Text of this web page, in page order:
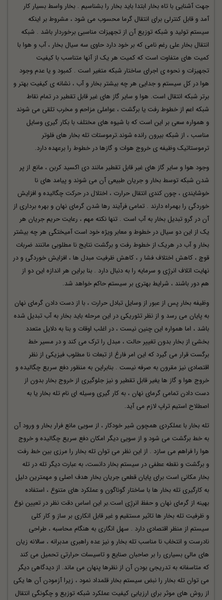
جهت آشنایی با تاه بخار ابتدا باید بخار را بشناسیم . بخار واسط بسیار کار
آمد و قابل کنترلی برای انتقال گرما محسوب می شود ، مشروط بر اینکه
سیستم تولید و شبکه توزیع آن از تجهیزات مناسبی برخوردار باشد . شبکه
انتقال بخار علی رغم نامی که بر خود دارد حاوی سه سیال بخار ، آب و هوا با
کمیت های متفاوت است که کمیت هر یک از آنها متناسب با کیفیت
تجهیزات و نحوه ی اجرای ساختار شبکه متغیر است . کمبود و یا عدم وجود
هوا در کل سیستم و جدایی هر چه بیشتر بخار و آب ، نشانه ی کیفیت بهتر و
برتر شبکه انتقال است. هوا و سایر گاز های غیر قابل تقطیر در تمام نقاط
شبکه اعم از خطوط رفت یا برگشت ، عواملی مزاحم و مخرب تلقی می شوند
و همواره سعی بر این است که با شیوه های مختلف با بکار گیری وسایل
مناسب ، از شبکه بیرون رانده شوند.ترموستات تله بخار های فلوتر
ترموستاتیک وظیفه ی خروج هوات و گازها در خطوط را برعهده دارد.
وجود هوا و سایر گاز های غیر قابل تقطیر مانند دی اکسید کربن ، مانع از پر
شدن شبکه توسط بخار و جریان طبیعی آن می شوند و پیامد های نا
خوشایندی ، چون کندی انتقال حرارت ، اختلال در حرکت چگالیده و افزایش
خوردگی را بهمراه دارند . تمامی فرآیند رها شدن گرمای نهان و بهره برداری از
آن در گرو تبدیل بخار به آب است . تنها نکته مهم ، رعایت حریم جریان هر
یک از این دو سیال در خطوط و معابر ویژه خود است آمیختگی هر چه بیشتر
بخار و آب در هریک از خطوط رفت و برگشت نتایج نا مطلوبی ماتنند ضربات
قوچ ، کاهش اختلاف فشا ر ، کاهش ظرفیت مبدل ها ، افزایش خوردگی و در
نهایت اتلاف انرژِی و سرمایه را به دنبال دارد . بنا براین هر اندازه این دو از
هم دور باشند ، شرایط بهتری بر سیستم حاکم خواهد شد.
وظیفه بخار پس از عبور از وسایل تبادل حرارت ، با از دست دادن گرمای نهان
به پایان می رسد و از نظر تئوریکی در این مرحله باید بخار به آب تبدیل شده
باشد ، اما همواره این چنین نیست ، در اغلب اوقات و بنا به دلایل متعدد
بخشی از بخار بدون تغییر حالت ، مبدل را ترک می کند و در مسیر خط
برگست قرار می گیرد که این امر فارغ از تبعات نا مطلوب فیزیکی از نظر
اقتصادی نیز مقرون به صرفه نیست . بنابراین به منظور دفع سریع چگالیده و
خروج هوا و گاز ها یغیر قابل تقطیر و نیز جلوگیری از خروج بخار بدون از
دست دادن تمامی گرمای نهان ، به کار گیری وسیله ای نام تله بخار یا به
اصطلاح استیم تراپ لازم می آید.
تله بخار با عملکردی همچون شیر خودکار ، از سویی مانع فرار بخار و ورود آن
به خط برگشت می شود و از سویی دیگر امکان دفع سریع چگالیده و خروج
هوا را فراهم می سازد . از این نظر می توان تله بخار را مرزی بین خط رفت
و برگشت و نقطه عطفی در سیستم بخار دانست، به عبارت دیگر تله در تله
بخار مکانی است برای پایان قطعی جریان بخار هدف اصلی و مهمترین دلیل
به کارگیری تله بخار ها با ساختار گوناگون و عملکرد های متنوع ، استفاده
بهینه از گرمای نهان و حفظ انرژِی است.بر این اساس دقت نظر در تعیین نوع
و ظرفیت تله بخار ها تاثیر مستقیم و غیر قابل انکاری بر ساز و کار کلی
سیستم از منظر اقتصادی دارد . سهل انگاری به هنگام محاسبه ، طراحی
نادرست و انتخاب نا مناسب تله بخار و نیز عده راهبری مدبرانه ، سالانه زیان
های مالی بسیاری را بر صاحبان صنایع و تاسیسات حرارتی تحمیل می کند
که متاسفانه به تدریجی بودن آن از نظرها پنهان می ماند. از دیدگاهی دیگر
می توان تله بخار را نبض سیستم بخار قلمداد نمود ، زیرا آزمودن آن ها یکی
از روش های موثر برای ارزیابی کیفیت عملکرد شبکه توزیع و چگونگی انتقال